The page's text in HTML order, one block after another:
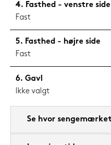
Fasthed - venstre side
Fast
Fasthed - højre side
Fast
Gavl
Ikke valgt
Se hvor